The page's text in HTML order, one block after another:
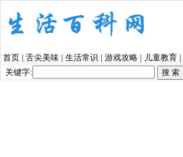
首页 舌尖美味 生活常识 游戏攻略 儿童教育
关键字: